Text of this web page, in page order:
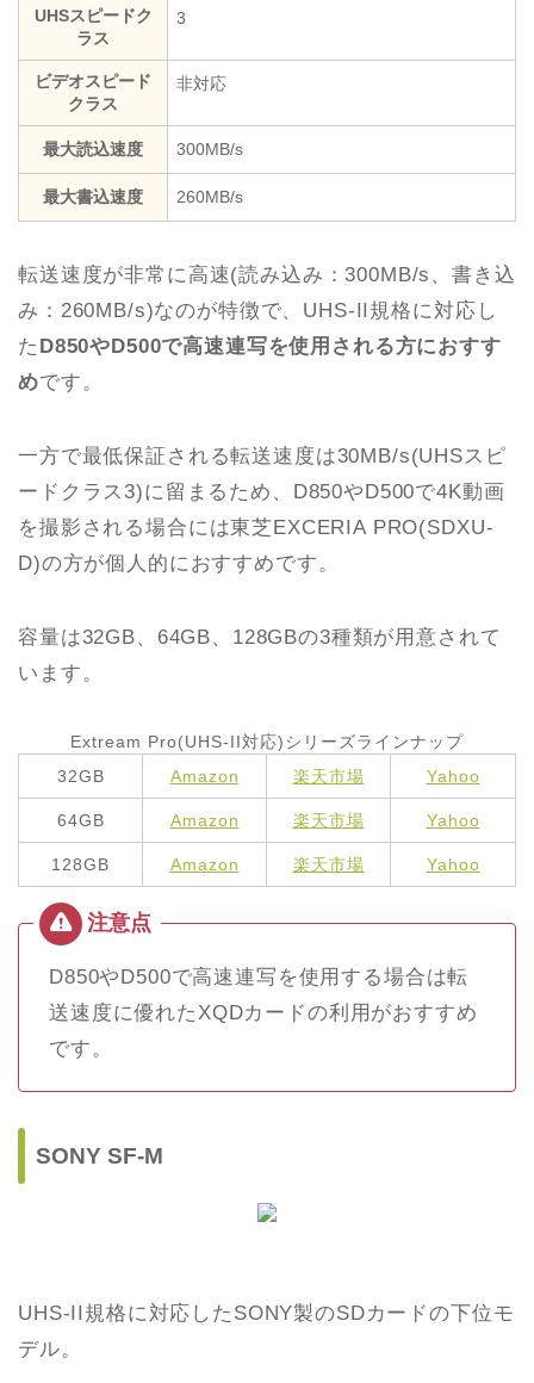
UHSスピードク
ラス
3
ビデオスピード
クラス
非対応
最大読込速度 300MB/s
最大書込速度 260MB/s
転送速度が非常に高速(読み込み：300MB/s、書き込
み：260MB/s)なのが特徴で、UHS-II規格に対応し
た D850やD500で高速連写を使用される方におすす
めです。
一方で最低保証される転送速度は30MB/s(UHSスピ
ードクラス3)に留まるため、D850やD500で4K動画
を撮影される場合には東芝EXCERIA PRO(SDXU-
D)の方が個人的におすすめです。
容量は32GB、64GB、128GBの3種類が用意されて
います。
Extream Pro(UHS-II対応)シリーズラインナップ
32GB
Amazon 楽天市場 Yahoo
64GB Amazon 楽天市場 Yahoo
128GB Amazon 楽天市場 Yahoo
D850やD500で高速連写を使用する場合は転
送速度に優れたXQDカードの利用がおすすめ
です。
SONY SF-M
UHS-II規格に対応したSONY製のSDカードの下位モ
デル。